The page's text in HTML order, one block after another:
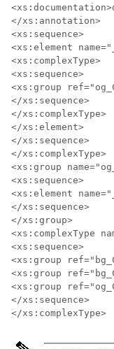
</xs:annotation>
<xs:sequence>
<xs:element
<xs:complexType>
<xs:sequence>
<xs:group
</xs:sequence>
</xs:complexType>
</xs:element>
</xs:sequence>
</xs:complexType>
<xs:group
<xs:sequence>
<xs:element
</xs:sequence>
</xs:group>
<xs:complexType
<xs:sequence>
<xs:group
<xs:group
<xs:group
</xs:sequence>